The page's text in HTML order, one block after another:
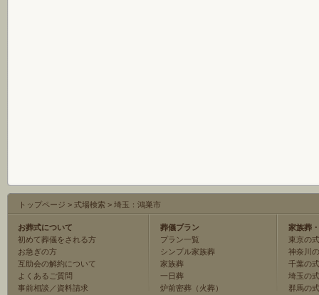
トップページ > 式場検索 > 埼玉：鴻巣市
お葬式について
初めて葬儀をされる方
お急ぎの方
互助会の解約について
よくあるご質問
事前相談／資料請求
葬儀プラン
プラン一覧
シンプル家族葬
家族葬
一日葬
炉前密葬（火葬）
家族葬
東京の
神奈川
千葉の
埼玉の
群馬の